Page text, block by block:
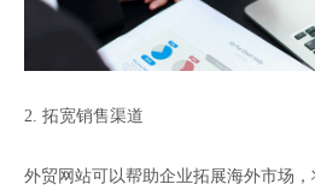
2. 拓宽销售渠道
外贸网站可以帮助企业拓展海外市场